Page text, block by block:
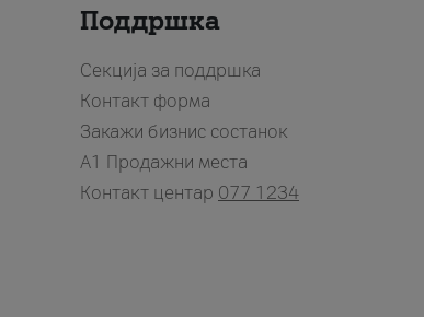
Поддршка
Секција за поддршка
Контакт форма
Закажи бизнис состанок
A1 Продажни места
Контакт центар 077 1234